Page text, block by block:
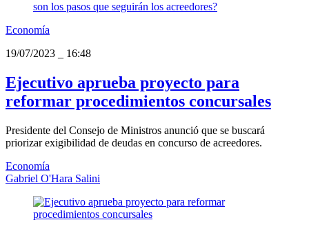
Economía
19/07/2023
16:48
Ejecutivo aprueba proyecto para
reformar procedimientos concursales
Presidente del Consejo de Ministros anunció que se buscará
priorizar exigibilidad de deudas en concurso de acreedores.
Economía
Gabriel O'Hara Salini